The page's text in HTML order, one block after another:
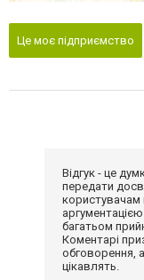
Це моє підприємство
Відгук - це
передати
багатьом
Коментарі
обговорення,
цікавлять.